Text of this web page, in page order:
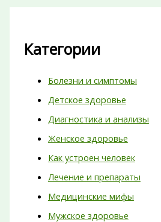
Категории
Болезни и симптомы
Детское здоровье
Диагностика и анализы
Женское здоровье
Как устроен человек
Лечение и препараты
Медицинские мифы
Мужское здоровье